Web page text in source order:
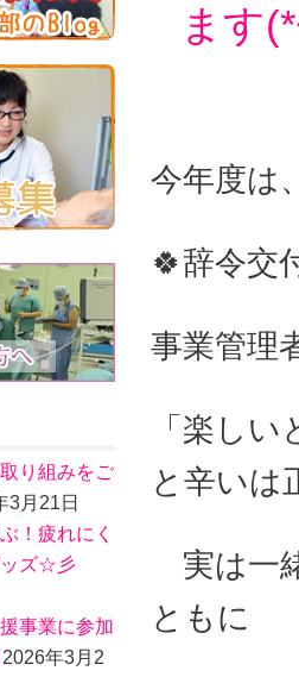
ます
今年度は
🍀辞令交
事業管理
「楽し
と辛いは
実は一
ともに
り組みをご
3月21日
！疲れにく
ッズ☆彡
事業に参加
2026年3月2